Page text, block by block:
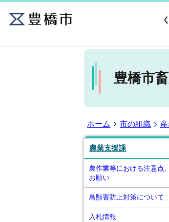
豊橋市
ホーム 市の組織
農業支援課
農作業等における注意点、
お願い
鳥獣害防止対策について
入札情報